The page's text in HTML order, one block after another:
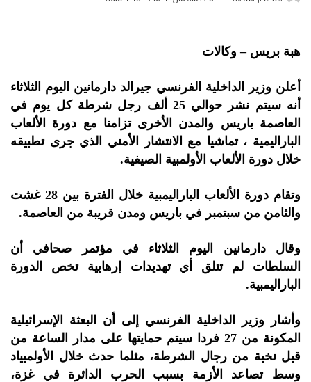
هبة بريس – وكالات
أعلن وزير الداخلية الفرنسي جيرالد دارمانين اليوم الثلاثاء
أنه سيتم نشر حوالي 25 ألف رجل شرطة كل يوم في
العاصمة باريس والمدن الأخرى تزامنا مع دورة الألعاب
الباراليمية ، تماشيا مع الانتشار الأمني الذي جرى تطبيقه
خلال دورة الألعاب الأولمبية الصيفية.
وتقام دورة الألعاب الباراليمبية خلال الفترة بين 28 غشت
والثامن من سبتمبر في باريس ومدن قريبة من العاصمة.
وقال دارمانين اليوم الثلاثاء في مؤتمر صحافي أن
السلطات لم تتلق أي تهديدات إرهابية تخص الدورة
الباراليمبية.
وأشار وزير الداخلية الفرنسي إلى أن البعثة الإسرائيلية
المكونة من 27 فردا سيتم حمايتها على مدار الساعة من
قبل نخبة من رجال الشرطة، مثلما حدث خلال الأولمبياد
وسط تصاعد الأزمة بسبب الحرب الدائرة في غزة،